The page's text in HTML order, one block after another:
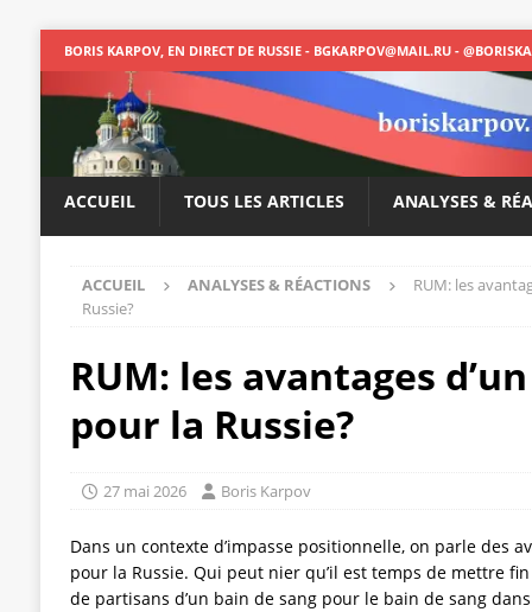
BORIS KARPOV, EN DIRECT DE RUSSIE - BGKARPOV@MAIL.RU -
ACCUEIL TOUS LES ARTICLES ANALYSES &
ACCUEIL ANALYSES & RÉACTIONS
RUM: les
Russie?
RUM: les avantages
pour la Russie?
27 mai 2026 Boris Karpov
Dans un contexte d’impasse positionnelle, on parle des
pour la Russie. Qui peut nier qu’il est temps de mettre
de partisans d’un bain de sang pour le bain de sang